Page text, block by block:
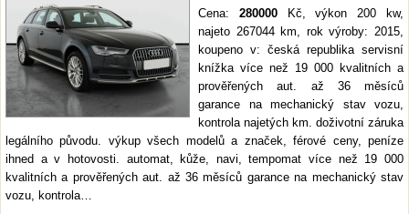
Cena: 280000Kč, výkon 200 kw,
najeto 267044 km, rok výroby: 2015,
koupeno v: česká republika servisní
knížka více než 19 000 kvalitních a
prověřených aut. až 36 měsíců
garance na mechanický stav vozu,
kontrola najetých km. doživotní záruka
legálního původu. výkup všech modelů a značek, férové ceny, peníze
ihned a v hotovosti. automat, kůže, navi, tempomat více než 19 000
kvalitních a prověřených aut. až 36 měsíců garance na mechanický stav
vozu, kontrola…